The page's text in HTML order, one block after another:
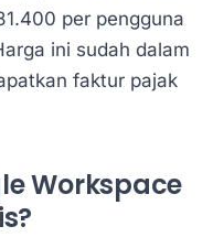
per pengguna
ini sudah dalam
faktur pajak
Workspace